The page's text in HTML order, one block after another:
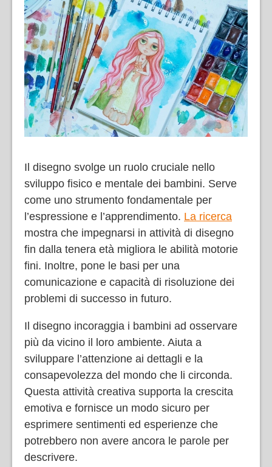
Il disegno svolge un ruolo cruciale nello
sviluppo fisico e mentale dei bambini. Serve
come uno strumento fondamentale per
l’espressione e l’apprendimento. La ricerca
mostra che impegnarsi in attività di disegno
fin dalla tenera età migliora le abilità motorie
fini. Inoltre, pone le basi per una
comunicazione e capacità di risoluzione dei
problemi di successo in futuro.
Il disegno incoraggia i bambini ad osservare
più da vicino il loro ambiente. Aiuta a
sviluppare l’attenzione ai dettagli e la
consapevolezza del mondo che li circonda.
Questa attività creativa supporta la crescita
emotiva e fornisce un modo sicuro per
esprimere sentimenti ed esperienze che
potrebbero non avere ancora le parole per
descrivere.